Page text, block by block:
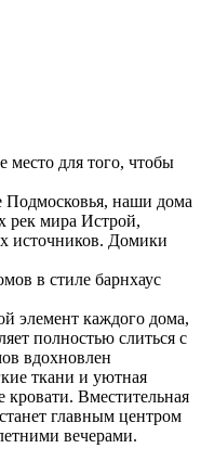
для того, чтобы
наши дома
рек мира Истрой,
источников. Домики
в стиле барнхаус
элемент каждого дома,
полностью слиться с
вдохновлен
ткани и уютная
кровати. Вместительная
главным центром
вечерами.